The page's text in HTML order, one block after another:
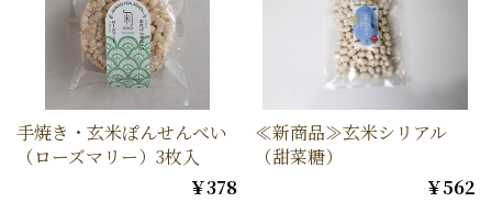
手焼き・玄米ぽんせんべい
（ローズマリー）3枚入
￥378
≪新商品≫玄米シリアル
（甜菜糖）
￥562